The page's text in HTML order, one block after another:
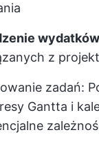
z
zadań:
Gantta i